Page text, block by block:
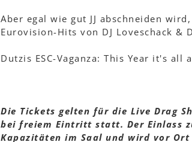
Aber egal wie gut JJ abschneiden
Eurovision-Hits von DJ Loveschack &
Dutzis ESC-Vaganza: This Year it's all
Die Tickets gelten für die Live Drag
bei freiem Eintritt statt. Der Einlass
Kapazitäten im Saal und wird vor